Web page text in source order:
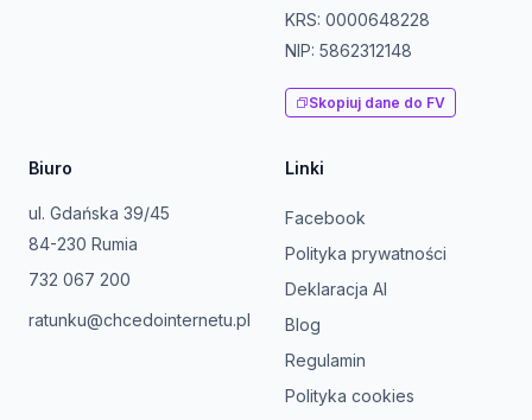
KRS: 0000648228
NIP: 5862312148
Skopiuj dane do FV
Biuro
ul. Gdańska 39/45
84-230 Rumia
732 067 200
ratunku@chcedointernetu.pl
Linki
Facebook
Polityka prywatności
Deklaracja AI
Blog
Regulamin
Polityka cookies